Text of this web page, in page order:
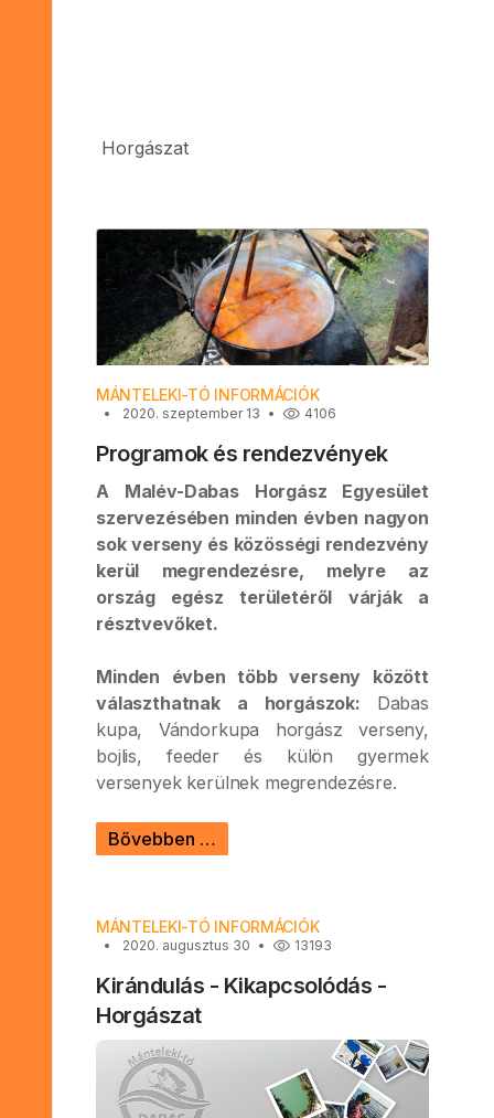
Horgászat
MÁNTELEKI-TÓ INFORMÁCIÓK
2020. szeptember 13 4106
Programok és rendezvények
A Malév-Dabas Horgász Egyesület
szervezésében minden évben nagyon
sok verseny és közösségi rendezvény
kerül megrendezésre, melyre az
ország egész területéről várják a
résztvevőket.
Minden évben több verseny között
választhatnak a horgászok: Dabas
kupa, Vándorkupa horgász verseny,
bojlis, feeder és külön gyermek
versenyek kerülnek megrendezésre.
Bővebben …
MÁNTELEKI-TÓ INFORMÁCIÓK
2020. augusztus 30 13193
Kirándulás - Kikapcsolódás -
Horgászat